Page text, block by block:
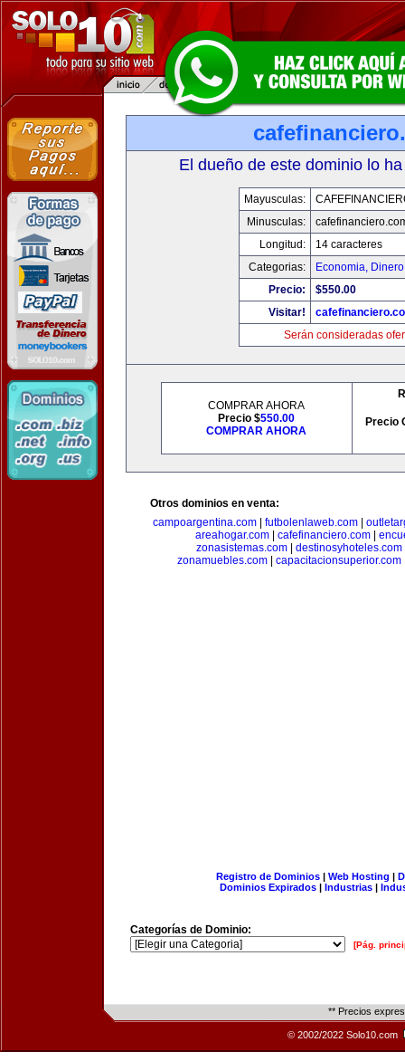
El dueño de este dominio lo
Mayusculas:
Minusculas:
Longitud:
14 caracteres
Categorias:
Economia,
Precio:
$550.00
Visitar!
Serán consideradas
COMPRAR AHORA
Precio $550.00
COMPRAR AHORA
Precio
Otros dominios en venta:
campoargentina.com| futbolenlaweb.com|
areahogar.com| cafefinanciero.com|
zonasistemas.com| destinosyhoteles.com
zonamuebles.com| capacitacionsuperior.com
Registro de Dominios| Web Hosting |
Dominios Expirados | Industrias |
Categorías de Dominio:
[Pág.
** Precios
© 2002/2022 Solo10.com